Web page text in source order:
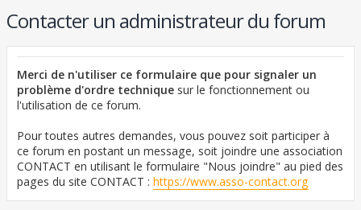
Contacter un administrateur du forum
Merci de n'utiliser ce formulaire que pour signaler un
problème d'ordre technique sur le fonctionnement ou
l'utilisation de ce forum.
Pour toutes autres demandes, vous pouvez soit participer à
ce forum en postant un message, soit joindre une association
CONTACT en utilisant le formulaire "Nous joindre" au pied des
pages du site CONTACT : https://www.asso-contact.org